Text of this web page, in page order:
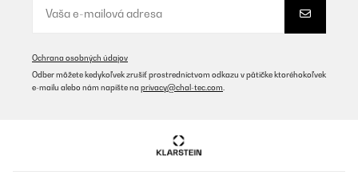
Ochrana osobných údajov
Odber môžete kedykoľvek zrušiť prostredníctvom odkazu v pätičke ktoréhokoľvek
e-mailu alebo nám napíšte na privacy@chal-tec.com